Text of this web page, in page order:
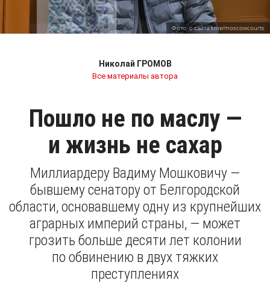
Фото: с сайта t.me/moscowcourts
Николай ГРОМОВ
Все материалы автора
Пошло не по маслу —
и жизнь не сахар
Миллиардеру Вадиму Мошковичу —
бывшему сенатору от Белгородской
области, основавшему одну из крупнейших
аграрных империй страны, — может
грозить больше десяти лет колонии
по обвинению в двух тяжких
преступлениях